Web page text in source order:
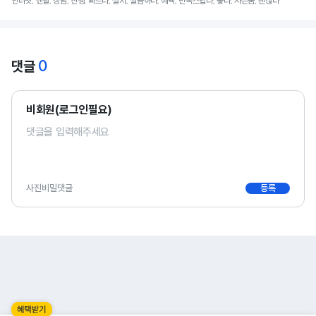
댓글 0
비회원(로그인필요)
사진비밀댓글 등록